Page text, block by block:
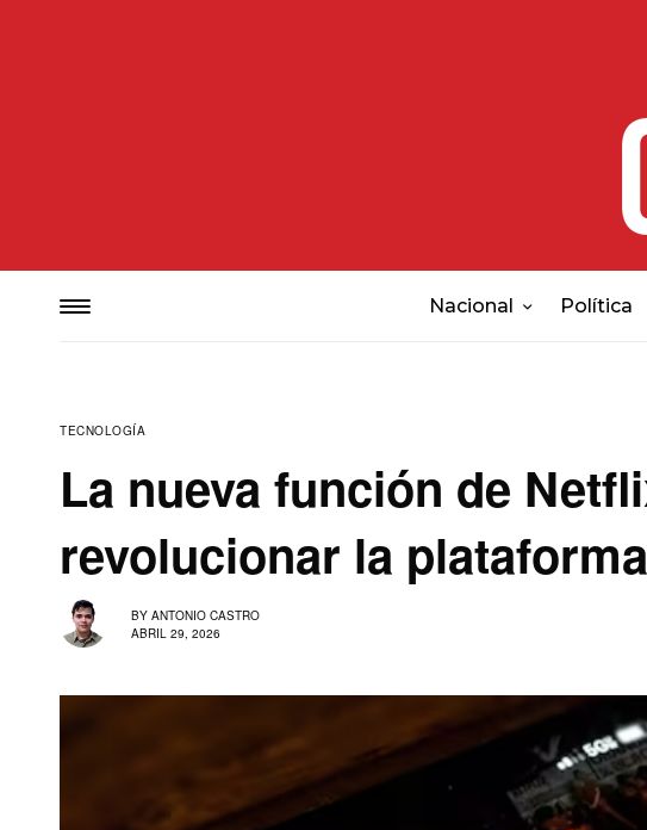
Nacional Política
TECNOLOGÍA
La nueva función de
revolucionar la plataforma
BY ANTONIO CASTRO
ABRIL 29, 2026